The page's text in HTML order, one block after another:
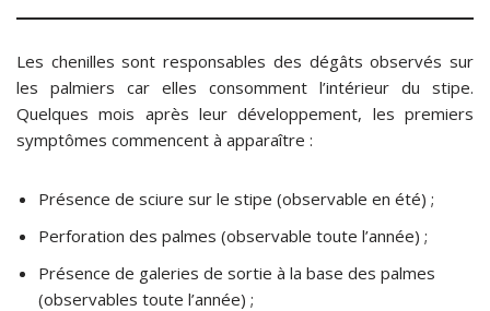
Les chenilles sont responsables des dégâts observés sur
les palmiers car elles consomment l’intérieur du stipe.
Quelques mois après leur développement, les premiers
symptômes commencent à apparaître :
Présence de sciure sur le stipe (observable en été) ;
Perforation des palmes (observable toute l’année) ;
Présence de galeries de sortie à la base des palmes
(observables toute l’année) ;